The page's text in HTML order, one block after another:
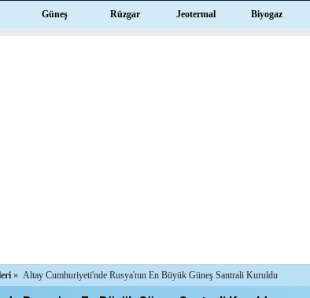
Güneş Rüzgar Jeotermal Biyogaz
» Altay Cumhuriyeti'nde Rusya'nın En Büyük Güneş Santrali Kuruldu